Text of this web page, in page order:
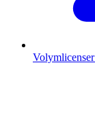
Volymlicenser